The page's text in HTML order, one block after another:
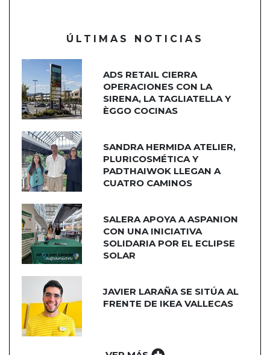
ÚLTIMAS NOTICIAS
ADS RETAIL CIERRA
OPERACIONES CON LA
SIRENA, LA TAGLIATELLA Y
ÈGGO COCINAS
SANDRA HERMIDA ATELIER,
PLURICOSMÉTICA Y
PADTHAIWOK LLEGAN A
CUATRO CAMINOS
SALERA APOYA A ASPANION
CON UNA INICIATIVA
SOLIDARIA POR EL ECLIPSE
SOLAR
JAVIER LARAÑA SE SITÚA AL
FRENTE DE IKEA VALLECAS